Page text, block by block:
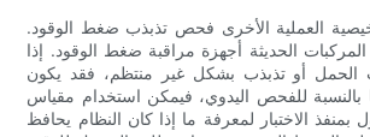
العملية الأخرى فحص تذبذب ضغط الوقود.
الحديثة أجهزة مراقبة ضغط الوقود. إذا
أو تذبذب بشكل غير منتظم، فقد يكون
بالنسبة للفحص اليدوي، فيمكن استخدام مقياس
الاختبار لمعرفة ما إذا كان النظام يحافظ